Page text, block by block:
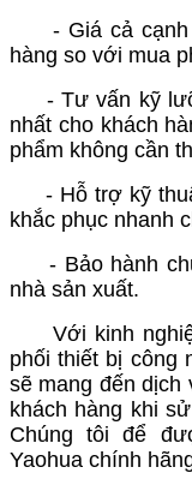
- Giá cả cạnh
hàng so với mua
- Tư vấn kỹ
nhất cho khách
phẩm không cần
- Hỗ trợ kỹ
khắc phục nhanh
- Bảo hành
nhà sản xuất.
Với kinh
phối thiết bị công
sẽ mang đến dịch
khách hàng khi
Chúng tôi để
Yaohua chính